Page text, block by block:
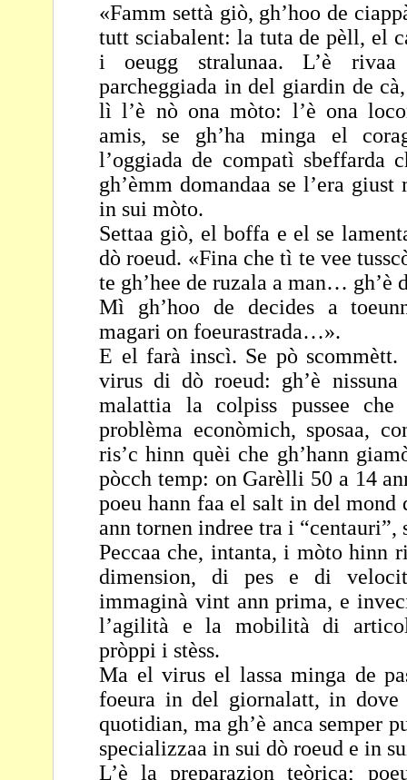
«Famm settà giò, gh’hoo de
tutt sciabalent: la tuta de pèll, el
i oeugg stralunaa. L’è
parcheggiada in del giardin de
lì l’è nò ona mòto: l’è ona
amis, se gh’ha minga el
l’oggiada de compatì sbeffarda
gh’èmm domandaa se l’era
in sui mòto.
Settaa giò, el boffa e el se
dò roeud. «Fina che tì te vee
te gh’hee de ruzala a man… gh’è
Mì gh’hoo de decides a
magari on foeurastrada…».
E el farà inscì. Se pò
virus di dò roeud: gh’è
malattia la colpiss pussee
problèma econòmich, sposaa,
ris’c hinn quèi che gh’hann
pòcch temp: on Garèlli 50 a 14
poeu hann faa el salt in del mond
ann tornen indree tra i “centauri”,
Peccaa che, intanta, i mòto hinn
dimension, di pes e di
immaginà vint ann prima, e
l’agilità e la mobilità di
pròppi i stèss.
Ma el virus el lassa minga de
foeura in del giornalatt, in dove
quotidian, ma gh’è anca semper
specializzaa in sui dò roeud e in
L’è la preparazion teòrica;